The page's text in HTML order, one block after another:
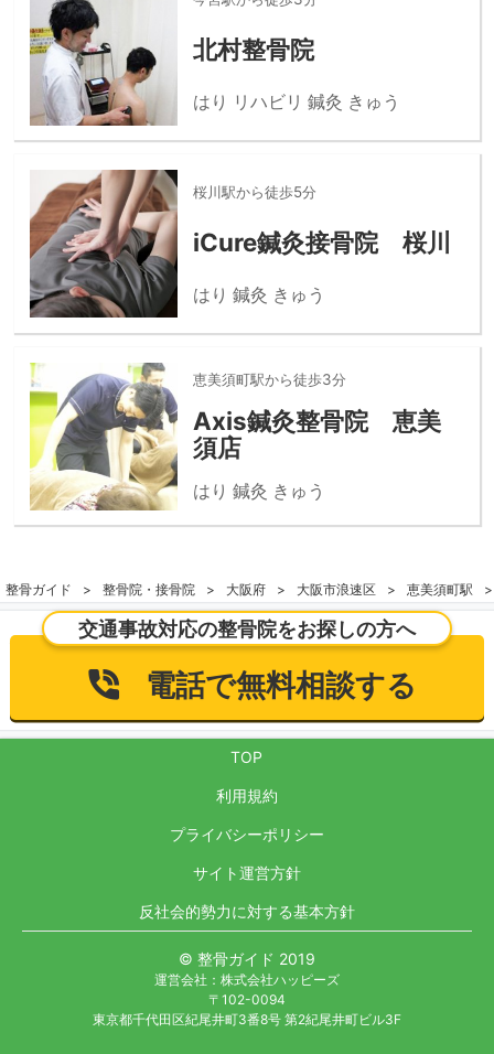
北村整骨院
はり リハビリ 鍼灸 きゅう
桜川駅から徒歩5分
iCure鍼灸接骨院 桜川
はり 鍼灸 きゅう
恵美須町駅から徒歩3分
Axis鍼灸整骨院 恵美
須店
はり 鍼灸 きゅう
整骨ガイド 整骨院・接骨院 大阪府 大阪市浪速区 恵美須町駅
交通事故対応の整骨院をお探しの方へ
電話で無料相談する
TOP
利用規約
プライバシーポリシー
サイト運営方針
反社会的勢力に対する基本方針
© 整骨ガイド 2019
運営会社：株式会社ハッピーズ
〒102-0094
東京都千代田区紀尾井町3番8号 第2紀尾井町ビル3F